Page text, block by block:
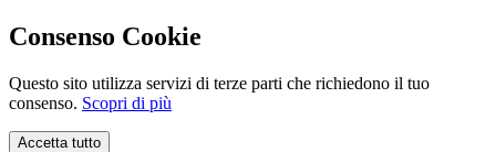
Consenso Cookie
Questo sito utilizza servizi di terze parti che richiedono il tuo
consenso. Scopri di più
Accetta tutto